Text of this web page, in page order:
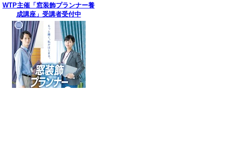
WTP主催「窓装飾プランナー養
成講座」受講者受付中